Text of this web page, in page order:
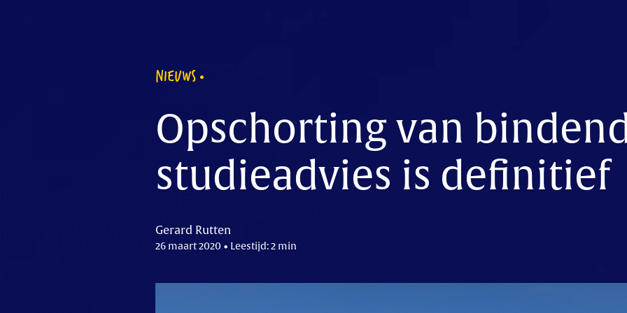
NIEUWS
Opschorting van
studieadvies is definitief
Gerard Rutten
26 maart 2020 • Leestijd: 2 min